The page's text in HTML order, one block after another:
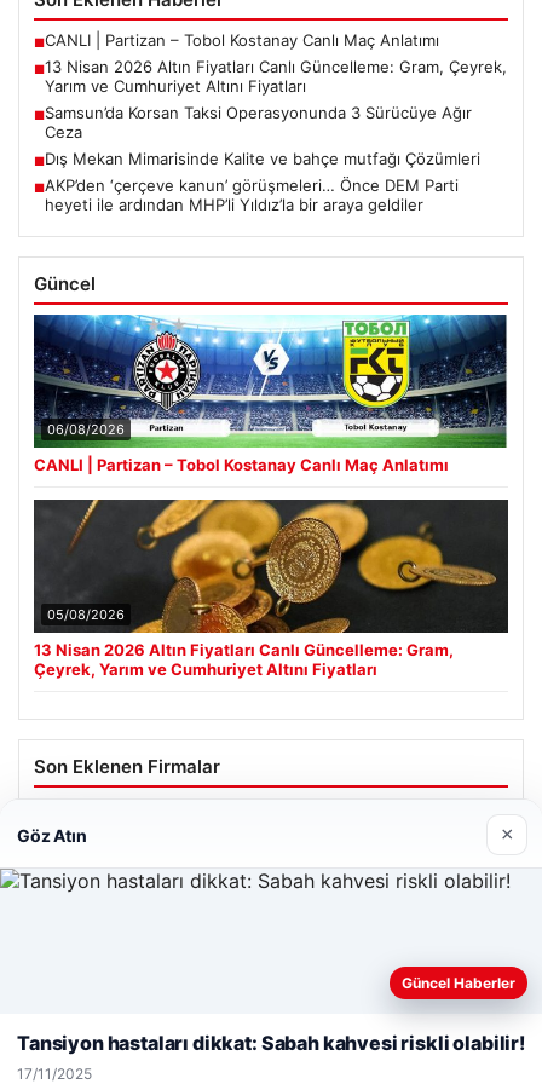
■CANLI | Partizan – Tobol Kostanay Canlı Maç Anlatımı
■13 Nisan 2026 Altın Fiyatları Canlı Güncelleme: Gram, Çeyrek,
Yarım ve Cumhuriyet Altını Fiyatları
■Samsun’da Korsan Taksi Operasyonunda 3 Sürücüye Ağır
Ceza
■Dış Mekan Mimarisinde Kalite ve bahçe mutfağı Çözümleri
■AKP’den ‘çerçeve kanun’ görüşmeleri… Önce DEM Parti
heyeti ile ardından MHP’li Yıldız’la bir araya geldiler
Güncel
06/08/2026
CANLI | Partizan – Tobol Kostanay Canlı Maç Anlatımı
05/08/2026
13 Nisan 2026 Altın Fiyatları Canlı Güncelleme: Gram,
Çeyrek, Yarım ve Cumhuriyet Altını Fiyatları
Son Eklenen Firmalar
Web sitemizi nasıl kullandığınızı daha iyi anlayabilmek,
deneyiminizi kişiselleştirmek ve geliştirmek amacıyla çerezler
Reddet
Göz Atın ×
Güncel Haberler
Tansiyon hastaları dikkat: Sabah kahvesi riskli olabilir!
17/11/2025